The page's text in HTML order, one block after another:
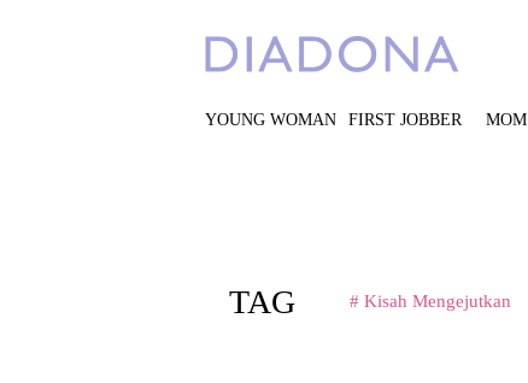
YOUNG WOMAN FIRST JOBBER MOM
TAG # Kisah Mengejutkan